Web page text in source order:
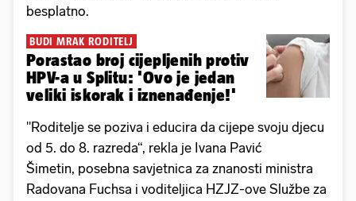
besplatno.
BUDI MRAK RODITELJ
Porastao broj cijepljenih protiv
HPV-a u Splitu: 'Ovo je jedan
veliki iskorak i iznenađenje!'
"Roditelje se poziva i educira da cijepe svoju djecu
od 5. do 8. razreda“, rekla je Ivana Pavić
Šimetin, posebna savjetnica za znanosti ministra
Radovana Fuchsa i voditeljica HZJZ-ove Službe za